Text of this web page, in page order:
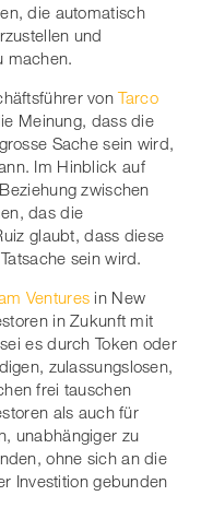
die automatisch
und
machen.
vonTarco
Meinung, dass die
Sache sein wird,
Im Hinblick auf
zwischen
das die
glaubt, dass diese
sein wird.
Ventures in New
in Zukunft mit
es durch Token oder
zulassungslosen,
frei tauschen
als auch für
unabhängiger zu
ohne sich an die
Investition gebunden